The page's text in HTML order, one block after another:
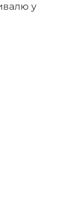
у